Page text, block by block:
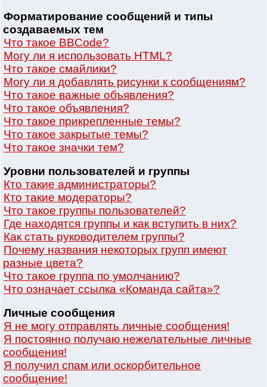
Форматирование сообщений и типы
создаваемых тем
Что такое BBCode?
Могу ли я использовать HTML?
Что такое смайлики?
Могу ли я добавлять рисунки к сообщениям?
Что такое важные объявления?
Что такое объявления?
Что такое прикрепленные темы?
Что такое закрытые темы?
Что такое значки тем?
Уровни пользователей и группы
Кто такие администраторы?
Кто такие модераторы?
Что такое группы пользователей?
Где находятся группы и как вступить в них?
Как стать руководителем группы?
Почему названия некоторых групп имеют
разные цвета?
Что такое группа по умолчанию?
Что означает ссылка «Команда сайта»?
Личные сообщения
Я не могу отправлять личные сообщения!
Я постоянно получаю нежелательные личные
сообщения!
Я получил спам или оскорбительное
сообщение!